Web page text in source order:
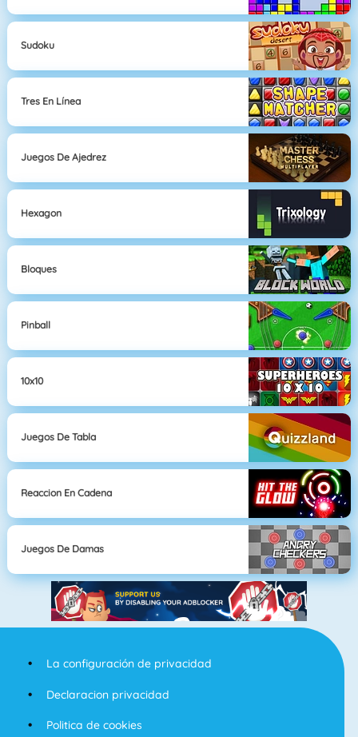
Sudoku
Tres En Línea
Juegos De Ajedrez
Hexagon
Bloques
Pinball
10x10
Juegos De Tabla
Reaccion En Cadena
Juegos De Damas
La configuración de privacidad
Declaracion privacidad
Politica de cookies